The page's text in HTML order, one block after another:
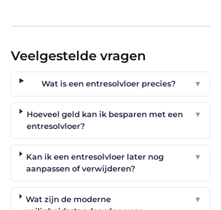
Veelgestelde vragen
Wat is een entresolvloer precies? ▼
Hoeveel geld kan ik besparen met een
entresolvloer?
▼
Kan ik een entresolvloer later nog
aanpassen of verwijderen?
▼
Wat zijn de moderne
▼